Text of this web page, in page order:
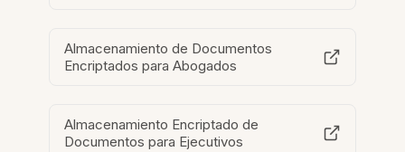
Almacenamiento de Documentos
Encriptados para Abogados
Almacenamiento Encriptado de
Documentos para Ejecutivos